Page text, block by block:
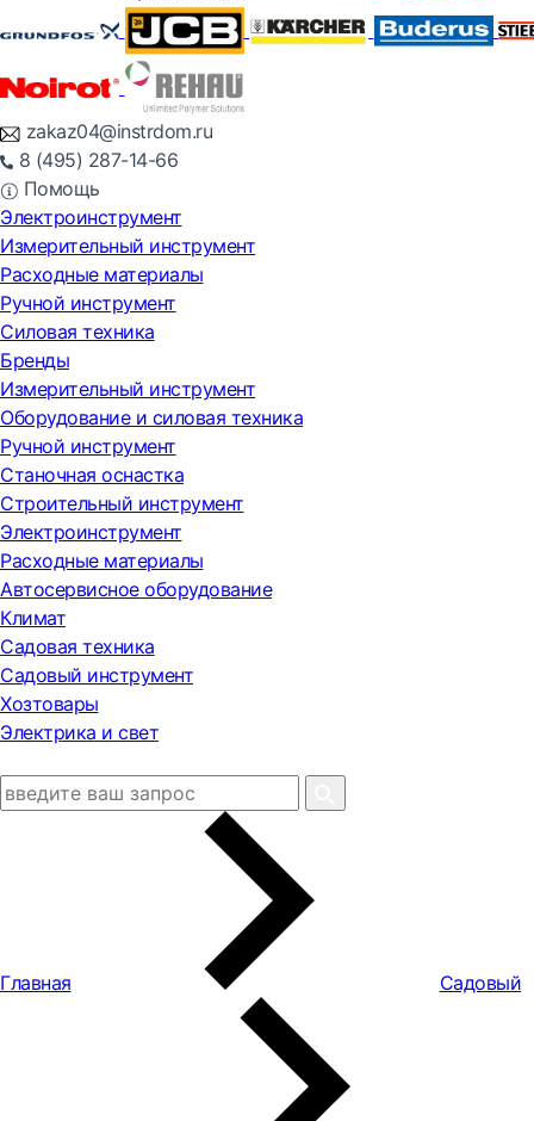
zakaz04@instrdom.ru
8 (495) 287-14-66
Помощь
Электроинструмент
Измерительный инструмент
Расходные материалы
Ручной инструмент
Силовая техника
Бренды
Измерительный инструмент
Оборудование и силовая техника
Ручной инструмент
Станочная оснастка
Строительный инструмент
Электроинструмент
Расходные материалы
Автосервисное оборудование
Климат
Садовая техника
Садовый инструмент
Хозтовары
Электрика и свет
Главная Садовый